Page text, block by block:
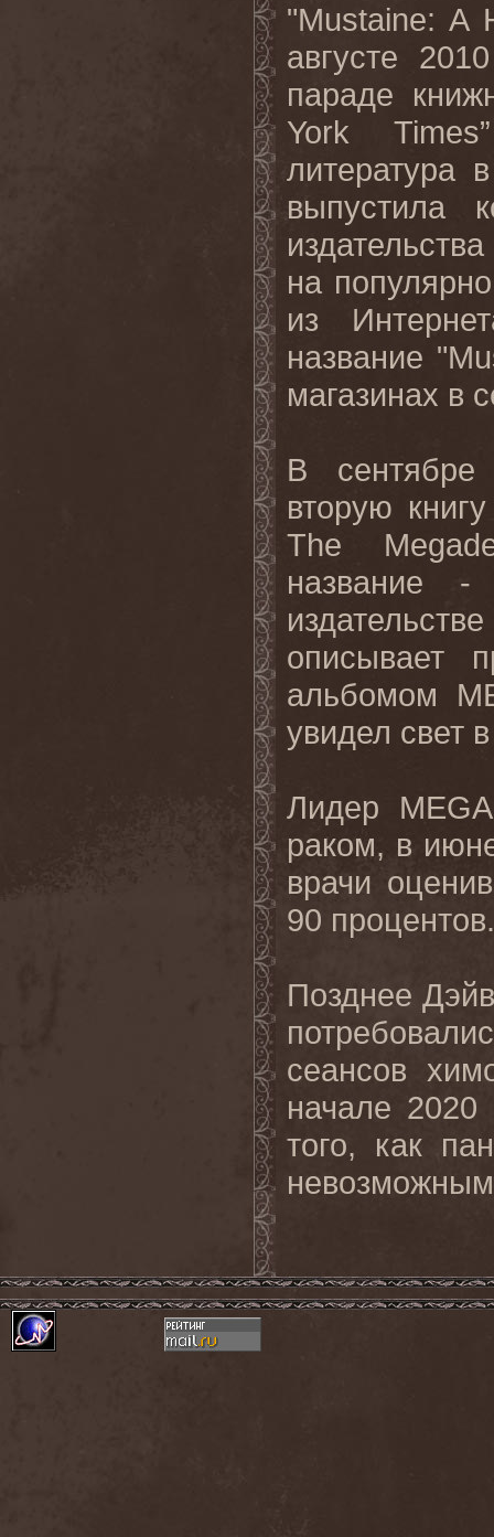
"Mustaine: A
августе
параде
York
литература
выпустила
на
из
название
магазинах в
В сентябре
вторую
The
название
описывает
альбомом
увидел свет
Лидер
раком, в
врачи
90 процентов.
Позднее
сеансов
начале 2020
того, как